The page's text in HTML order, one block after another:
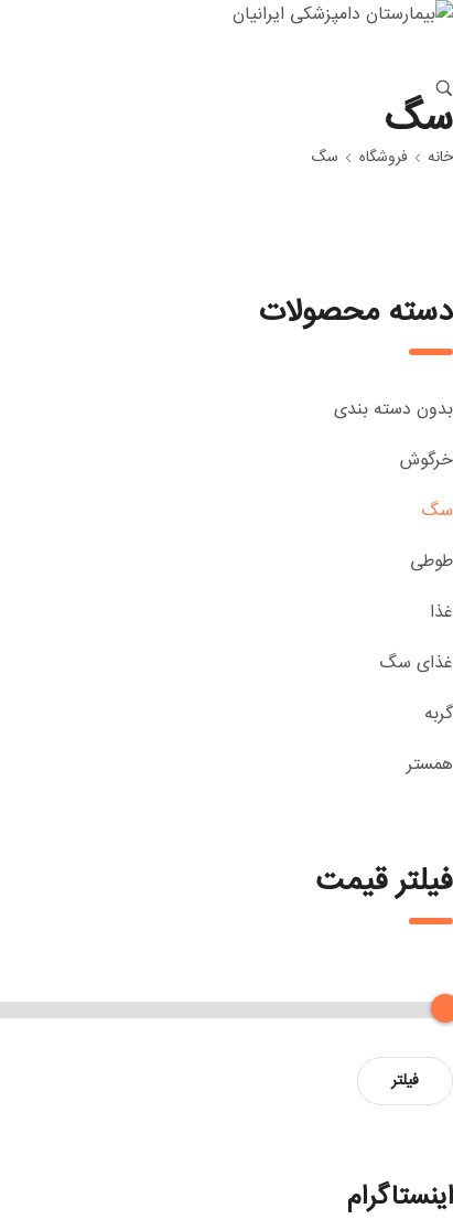
سگ
خانه فروشگاه سگ
دسته محصولات
بدون دسته بندی
خرگوش
سگ
طوطی
غذا
غذای سگ
گربه
همستر
فیلتر قیمت
حداقل
قیمت
حداکثر
قیمت
فیلتر
اینستاگرام